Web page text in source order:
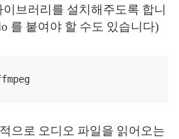
브러리를 설치해주도록 합니
를 붙여야 할 수도 있습니다)
으로 오디오 파일을 읽어오는